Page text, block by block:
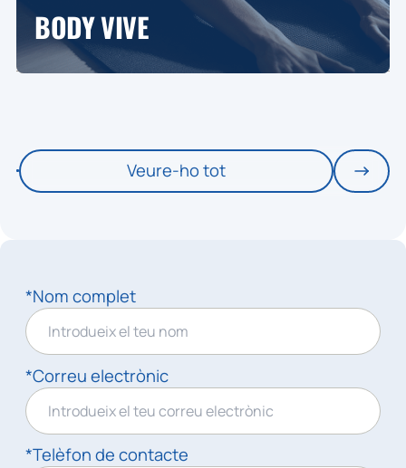
BODY VIVE
Veure-ho tot
*Nom complet
*Correu electrònic
*Telèfon de contacte